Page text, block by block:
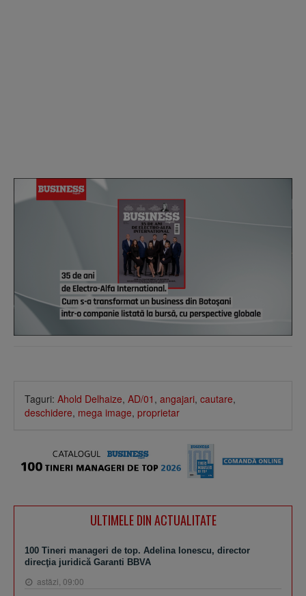
Taguri: Ahold Delhaize, AD/01 , angajari, cautare,
deschidere, mega image, proprietar
ULTIMELE DIN ACTUALITATE
100 Tineri manageri de top. Adelina Ionescu, director
direcţia juridică Garanti BBVA
astăzi, 09:00